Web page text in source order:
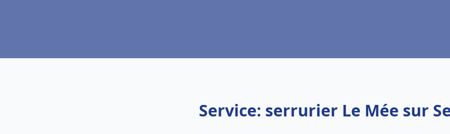
Service: serrurier Le Mée sur